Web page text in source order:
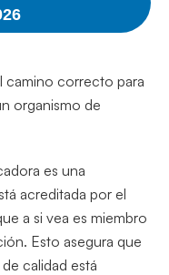
camino correcto para
organismo de
es una
acreditada por el
a si vea es miembro
Esto asegura que
calidad está